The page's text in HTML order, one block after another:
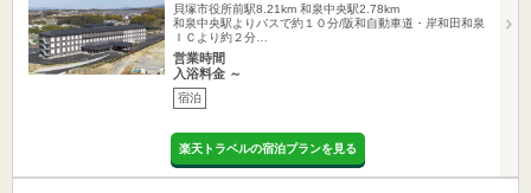
貝塚市役所前駅8.21km 和泉中央駅2.78km
和泉中央駅よりバスで約１０分/阪和自動車道・岸和田和泉
ＩＣより約２分…
営業時間
入浴料金 ～
宿泊
楽天トラベルの宿泊プランを見る